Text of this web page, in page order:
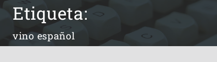
Etiqueta:
vino español